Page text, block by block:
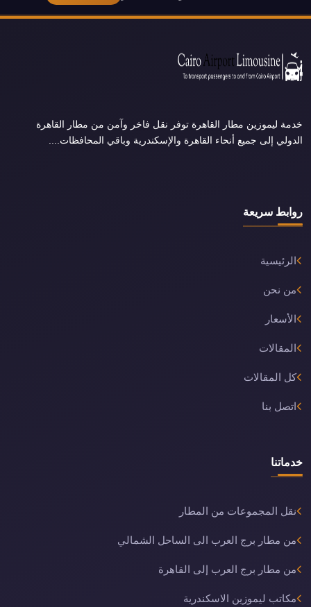
خدمة ليموزين مطار القاهرة توفر نقل فاخر وآمن من مطار القاهرة
الدولي إلى جميع أنحاء القاهرة والإسكندرية وباقي المحافظات....
روابط سريعة
الرئيسية
من نحن
الأسعار
المقالات
كل المقالات
اتصل بنا
خدماتنا
نقل المجموعات من المطار
من مطار برج العرب الى الساحل الشمالي
من مطار برج العرب إلى القاهرة
مكاتب ليموزين الاسكندرية